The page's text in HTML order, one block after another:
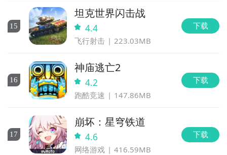
15
坦克世界闪击战
4.4
飞行射击 223.03MB
下载
16
神庙逃亡2
4.2
跑酷竞速 147.86MB
下载
17
崩坏：星穹铁道
4.6
网络游戏 416.59MB
下载